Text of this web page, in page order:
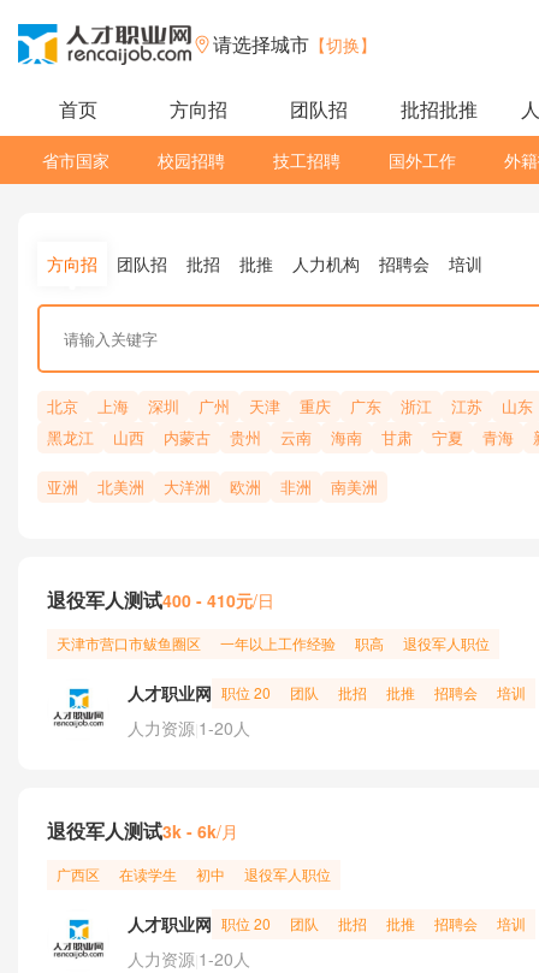
请选择城市 【切换】
首页 方向招 团队招 批招批推
省市国家 校园招聘 技工招聘 国外工作 外
方向招 团队招 批招 批推 人力机构 招聘会 培训
北京 上海 深圳 广州 天津 重庆 广东 浙江 江苏
山东
黑龙江
山西 内蒙古 贵州 云南 海南 甘肃 宁夏 青海
亚洲 北美洲 大洋洲 欧洲 非洲 南美洲
退役军人测试400 - 410元/日
天津市营口市鲅鱼圈区 一年以上工作经验 职高 退役军人职位
人才职业网 职位 20 团队 批招 批推 招聘会 培训
人力资源 1-20人
退役军人测试3k - 6k/月
广西区 在读学生 初中 退役军人职位
人才职业网 职位 20 团队 批招 批推 招聘会 培训
人力资源 1-20人